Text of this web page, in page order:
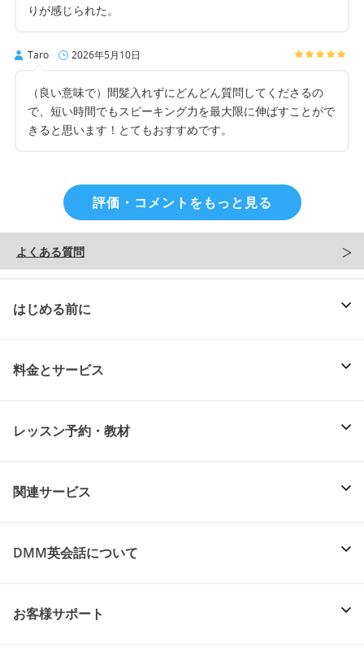
りが感じられた。
Taro 2026年5月10日
（良い意味で）間髪入れずにどんどん質問してくださるの
で、短い時間でもスピーキング力を最大限に伸ばすことがで
きると思います！とてもおすすめです。
評価・コメントをもっと見る
よくある質問
はじめる前に
料金とサービス
レッスン予約・教材
関連サービス
DMM英会話について
お客様サポート